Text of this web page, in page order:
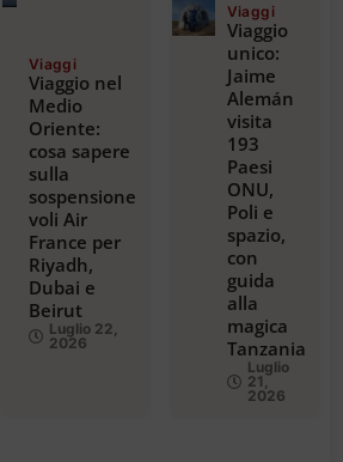
Viaggi
Viaggio nel
Medio
Oriente:
cosa sapere
sulla
sospensione
voli Air
France per
Riyadh,
Dubai e
Beirut
Luglio 22,
2026
Viaggi
Viaggio
unico:
Jaime
Alemán
visita
193
Paesi
ONU,
Poli e
spazio,
con
guida
alla
magica
Tanzania
Luglio
21,
2026